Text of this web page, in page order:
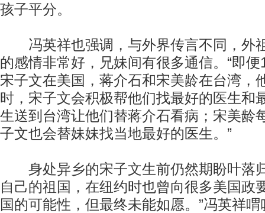
孩子平分。
冯英祥也强调，与外界传言不同，外
的感情非常好，兄妹间有很多通信。“即
宋子文在美国，蒋介石和宋美龄在台湾，
时，宋子文会积极帮他们找最好的医生和
生送到台湾让他们替蒋介石看病；宋美龄
子文也会替妹妹找当地最好的医生。”
身处异乡的宋子文生前仍然期盼叶落
自己的祖国，在纽约时也曾向很多美国政
国的可能性，但最终未能如愿。”冯英祥喟